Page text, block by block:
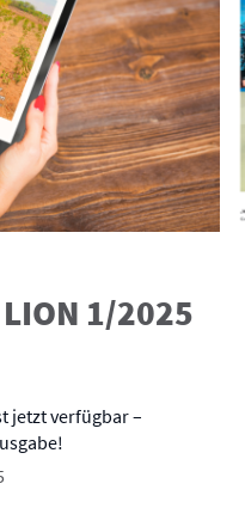
1/2025
jetzt verfügbar –